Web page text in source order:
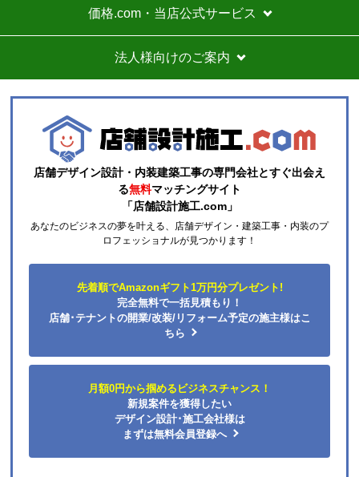
到着等はスムーズでした。
総額的には高くなってしまったので、エアコンに限ら
ずこちらの会社からのリピはありません。
それと商品欄にもう少し細かく工事費の内訳を書いた
方がいいと思いました。
ひらり〜さん
2026年7月26日 12:54
欲しい商品をスムーズに注文できましたか？
予定の期日までに商品が届きましたか？
商品の梱包は必要十分なものでしたか？
またこのショップを利用したいですか？
価格.com・当店公式サービス
法人様向けのご案内
店舗デザイン設計・内装建築工事の専門会社とすぐ出会え
る無料マッチングサイト
「店舗設計施工.com」
あなたのビジネスの夢を叶える、店舗デザイン・建築工事・内装のプ
ロフェッショナルが見つかります！
先着順でAmazonギフト1万円分プレゼント!
完全無料で一括見積もり！
店舗･テナントの開業/改装/リフォーム予定の施主様はこ
ちら
月額0円から掴めるビジネスチャンス！
新規案件を獲得したい
デザイン設計･施工会社様は
まずは無料会員登録へ